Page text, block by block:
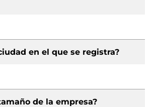
en el que se registra?
de la empresa?